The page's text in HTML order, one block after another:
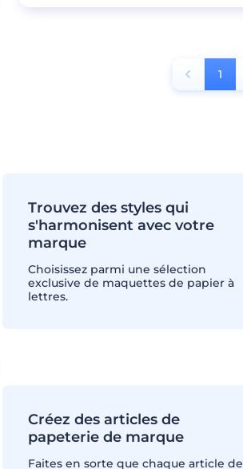
1
Trouvez des styles qui
s'harmonisent avec votre
marque
Choisissez parmi une sélection
exclusive de maquettes de papier à
lettres.
Créez des articles de
papeterie de marque
Faites en sorte que chaque article de